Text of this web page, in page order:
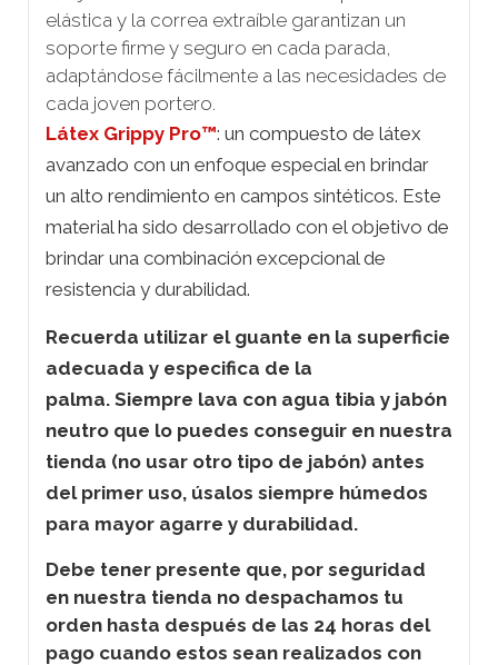
elástica y la correa extraíble garantizan un
soporte firme y seguro en cada parada,
adaptándose fácilmente a las necesidades de
cada joven portero.
Látex Grippy Pro™: un compuesto de látex
avanzado con un enfoque especial en brindar
un alto rendimiento en campos sintéticos. Este
material ha sido desarrollado con el objetivo de
brindar una combinación excepcional de
resistencia y durabilidad.
Recuerda utilizar el guante en la superficie
adecuada y especifica de la
palma. Siempre lava con agua tibia y jabón
neutro que lo puedes conseguir en nuestra
tienda (no usar otro tipo de jabón) antes
del primer uso, úsalos siempre húmedos
para mayor agarre y durabilidad.
Debe tener presente que, por seguridad
en nuestra tienda no despachamos tu
orden hasta después de las 24 horas del
pago cuando estos sean realizados con